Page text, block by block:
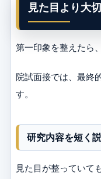
見た目より大
第一印象を整えたら
院試面接では、最終
す。
研究内容を短く
見た目が整っていて